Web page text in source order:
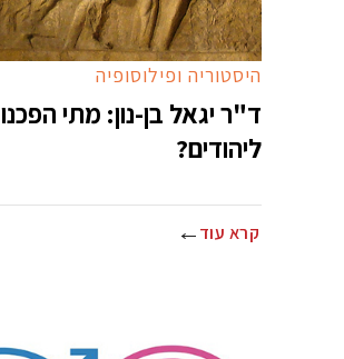
היסטוריה ופילוסופיה
ד"ר יגאל בן-נון: מתי הפכנו
ליהודים?
קרא עוד